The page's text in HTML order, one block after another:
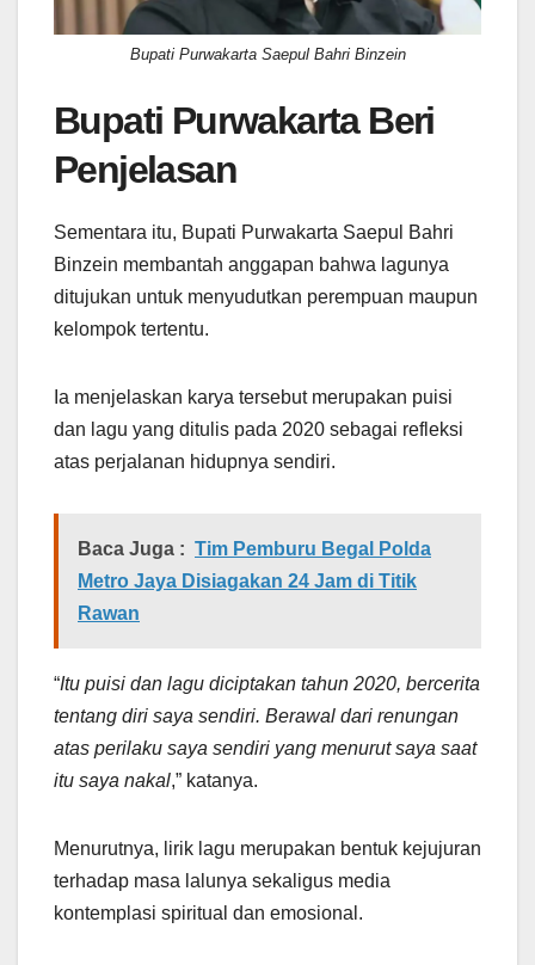
Bupati Purwakarta Saepul Bahri Binzein
Bupati Purwakarta Beri
Penjelasan
Sementara itu, Bupati Purwakarta Saepul Bahri
Binzein membantah anggapan bahwa lagunya
ditujukan untuk menyudutkan perempuan maupun
kelompok tertentu.
Ia menjelaskan karya tersebut merupakan puisi
dan lagu yang ditulis pada 2020 sebagai refleksi
atas perjalanan hidupnya sendiri.
Baca Juga : Tim Pemburu Begal Polda
Metro Jaya Disiagakan 24 Jam di Titik
Rawan
“Itu puisi dan lagu diciptakan tahun 2020, bercerita
tentang diri saya sendiri. Berawal dari renungan
atas perilaku saya sendiri yang menurut saya saat
itu saya nakal,” katanya.
Menurutnya, lirik lagu merupakan bentuk kejujuran
terhadap masa lalunya sekaligus media
kontemplasi spiritual dan emosional.